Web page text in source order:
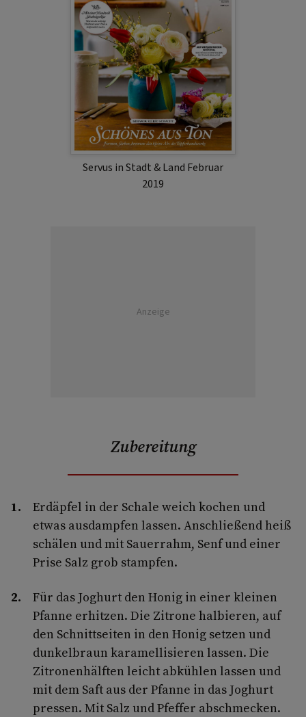
Servus in Stadt & Land Februar
2019
Anzeige
Zubereitung
Erdäpfel in der Schale weich kochen und
etwas ausdampfen lassen. Anschließend heiß
schälen und mit Sauerrahm, Senf und einer
Prise Salz grob stampfen.
Für das Joghurt den Honig in einer kleinen
Pfanne erhitzen. Die Zitrone halbieren, auf
den Schnittseiten in den Honig setzen und
dunkelbraun karamellisieren lassen. Die
Zitronenhälften leicht abkühlen lassen und
mit dem Saft aus der Pfanne in das Joghurt
pressen. Mit Salz und Pfeffer abschmecken.